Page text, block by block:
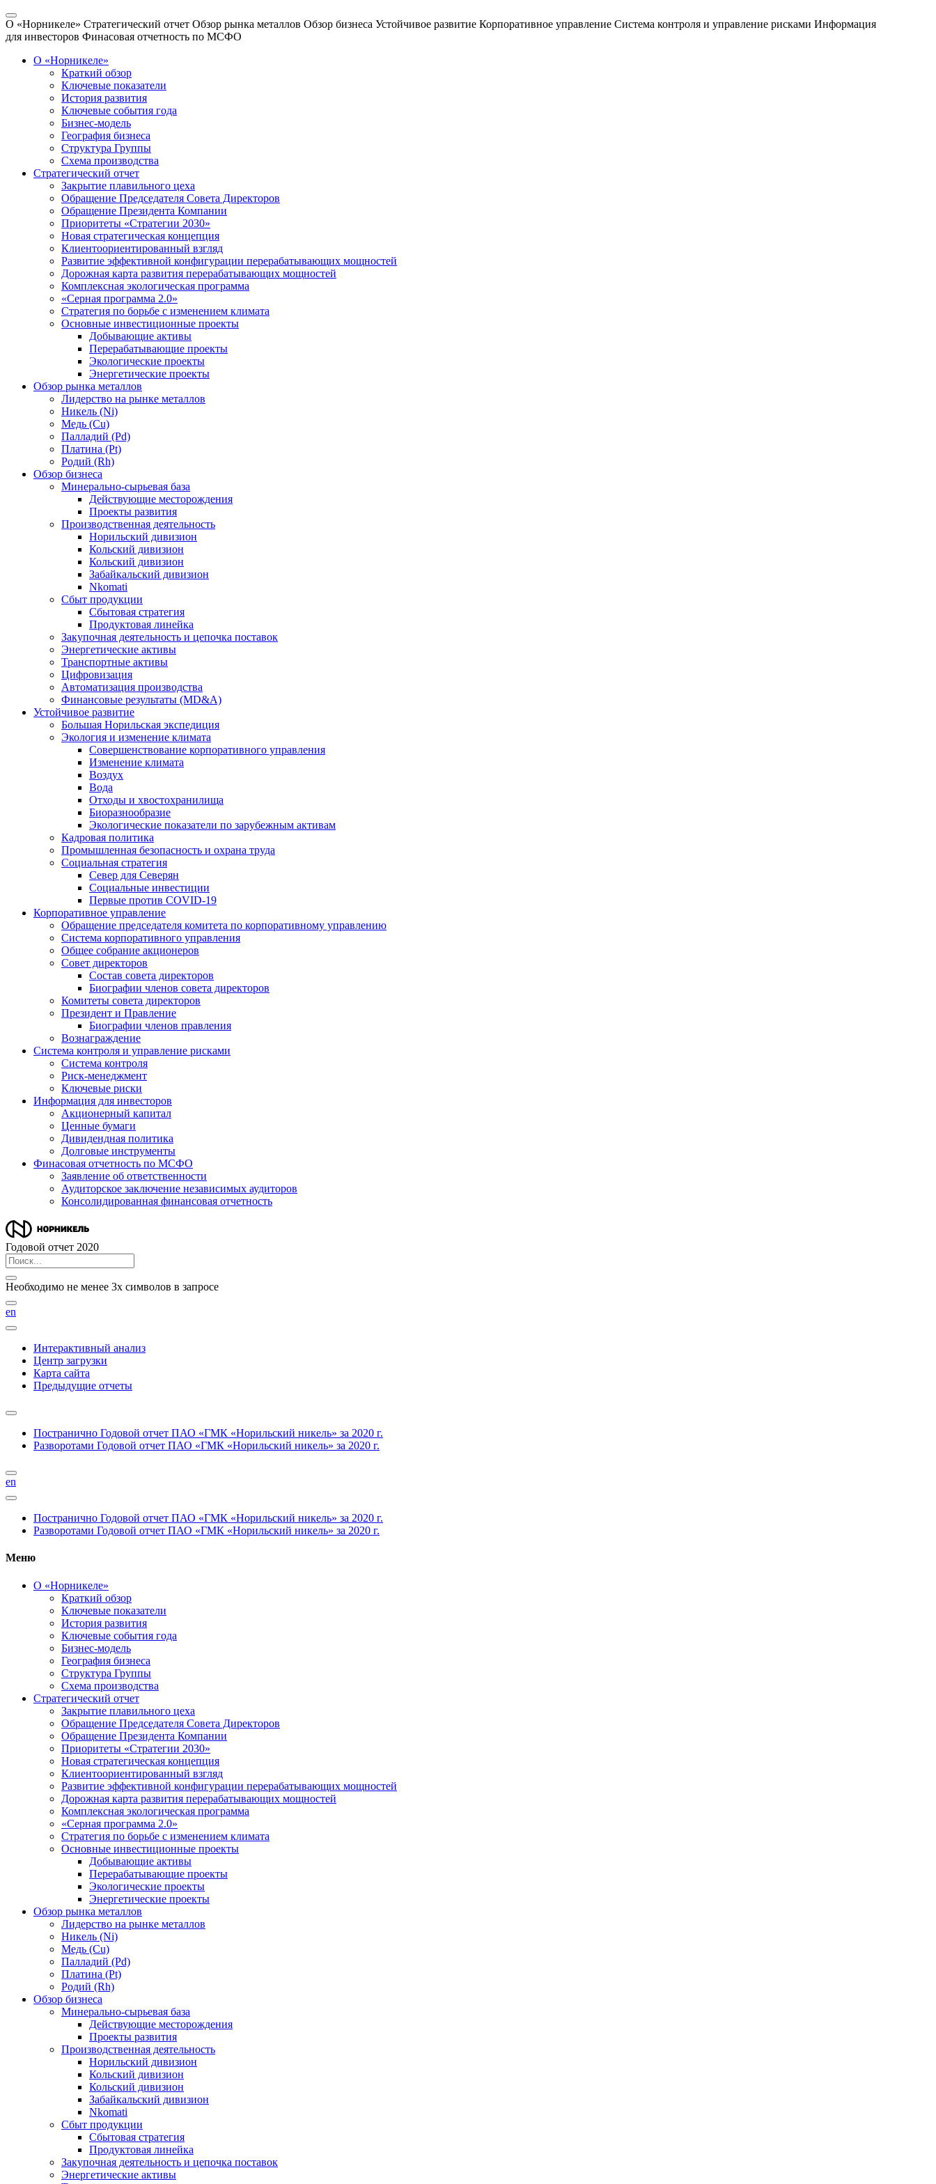
О «Норникеле» Стратегический отчет Обзор рынка металлов Обзор бизнеса Устойчивое развитие Корпоративное управление Система контроля и управление рисками Информация
для инвесторов Финасовая отчетность по МСФО
О «Норникеле»
Краткий обзор
Ключевые показатели
История развития
Ключевые события года
Бизнес-модель
География бизнеса
Структура Группы
Схема производства
Стратегический отчет
Закрытие плавильного цеха
Обращение Председателя Совета Директоров
Обращение Президента Компании
Приоритеты «Стратегии 2030»
Новая стратегическая концепция
Клиентоориентированный взгляд
Развитие эффективной конфигурации перерабатывающих мощностей
Дорожная карта развития перерабатывающих мощностей
Комплексная экологическая программа
«Серная программа 2.0»
Стратегия по борьбе с изменением климата
Основные инвестиционные проекты
Добывающие активы
Перерабатывающие проекты
Экологические проекты
Энергетические проекты
Обзор рынка металлов
Лидерство на рынке металлов
Никель (Ni)
Медь (Cu)
Палладий (Pd)
Платина (Pt)
Родий (Rh)
Обзор бизнеса
Минерально-сырьевая база
Действующие месторождения
Проекты развития
Производственная деятельность
Норильский дивизион
Кольский дивизион
Кольский дивизион
Забайкальский дивизион
Nkomati
Сбыт продукции
Сбытовая стратегия
Продуктовая линейка
Закупочная деятельность и цепочка поставок
Энергетические активы
Транспортные активы
Цифровизация
Автоматизация производства
Финансовые результаты (MD&A)
Устойчивое развитие
Большая Норильская экспедиция
Экология и изменение климата
Совершенствование корпоративного управления
Изменение климата
Воздух
Вода
Отходы и хвостохранилища
Биоразнообразие
Экологические показатели по зарубежным активам
Кадровая политика
Промышленная безопасность и охрана труда
Социальная стратегия
Север для Северян
Социальные инвестиции
Первые против COVID‑19
Корпоративное управление
Обращение председателя комитета по корпоративному управлению
Система корпоративного управления
Общее собрание акционеров
Совет директоров
Состав совета директоров
Биографии членов совета директоров
Комитеты совета директоров
Президент и Правление
Биографии членов правления
Вознаграждение
Система контроля и управление рисками
Система контроля
Риск-менеджмент
Ключевые риски
Информация для инвесторов
Акционерный капитал
Ценные бумаги
Дивидендная политика
Долговые инструменты
Финасовая отчетность по МСФО
Заявление об ответственности
Аудиторское заключение независимых аудиторов
Консолидированная финансовая отчетность
Годовой отчет 2020
Необходимо не менее 3х символов в запросе
en
Интерактивный анализ
Центр загрузки
Карта сайта
Предыдущие отчеты
Постранично Годовой отчет ПАО «ГМК «Норильский никель» за 2020 г.
Разворотами Годовой отчет ПАО «ГМК «Норильский никель» за 2020 г.
en
Постранично Годовой отчет ПАО «ГМК «Норильский никель» за 2020 г.
Разворотами Годовой отчет ПАО «ГМК «Норильский никель» за 2020 г.
Меню
О «Норникеле»
Краткий обзор
Ключевые показатели
История развития
Ключевые события года
Бизнес-модель
География бизнеса
Структура Группы
Схема производства
Стратегический отчет
Закрытие плавильного цеха
Обращение Председателя Совета Директоров
Обращение Президента Компании
Приоритеты «Стратегии 2030»
Новая стратегическая концепция
Клиентоориентированный взгляд
Развитие эффективной конфигурации перерабатывающих мощностей
Дорожная карта развития перерабатывающих мощностей
Комплексная экологическая программа
«Серная программа 2.0»
Стратегия по борьбе с изменением климата
Основные инвестиционные проекты
Добывающие активы
Перерабатывающие проекты
Экологические проекты
Энергетические проекты
Обзор рынка металлов
Лидерство на рынке металлов
Никель (Ni)
Медь (Cu)
Палладий (Pd)
Платина (Pt)
Родий (Rh)
Обзор бизнеса
Минерально-сырьевая база
Действующие месторождения
Проекты развития
Производственная деятельность
Норильский дивизион
Кольский дивизион
Кольский дивизион
Забайкальский дивизион
Nkomati
Сбыт продукции
Сбытовая стратегия
Продуктовая линейка
Закупочная деятельность и цепочка поставок
Энергетические активы